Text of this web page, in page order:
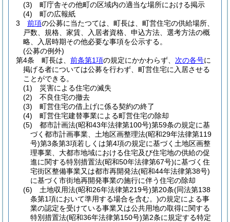
(3)
町庁舎その他町の区域内の適当な場所における掲示
(4)
町の広報紙
3
前項の公募に当たつては、町長は、町営住宅の供給場所、
戸数、規格、家賃、入居者資格、申込方法、選考方法の概
略、入居時期その他必要な事項を公示する。
(公募の例外)
第4条
町長は、 前条第1項の規定にかかわらず、 次の各号に
掲げる者については公募を行わず、町営住宅に入居させる
ことができる。
(1)
災害による住宅の滅失
(2)
不良住宅の撤去
(3)
町営住宅の借上げに係る契約の終了
(4)
町営住宅建替事業による町営住宅の除却
(5)
都市計画法(昭和43年法律第100号)第59条の規定に基
づく都市計画事業、土地区画整理法(昭和29年法律第119
号)第3条第3項若しくは第4項の規定に基づく土地区画整
理事業、大都市地域における住宅及び住宅地の供給の促
進に関する特別措置法(昭和50年法律第67号)に基づく住
宅街区整備事業又は都市再開発法(昭和44年法律第38号)
に基づく市街地再開発事業の施行に伴う住宅の除却
(6)
土地収用法(昭和26年法律第219号)第20条(同法第138
条第1項において準用する場合を含む。)の規定による事
業の認定を受けている事業又は公共用地の取得に関する
特別措置法(昭和36年法律第150号)第2条に規定する特定